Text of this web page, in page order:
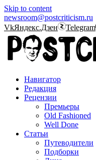
Skip to content
newsroom@postcriticism.ru
VkЯндекс.Дзен Telegram
Навигатор
Редакция
Рецензии
Премьеры
Old Fashioned
Well Done
Статьи
Путеводители
Подборки